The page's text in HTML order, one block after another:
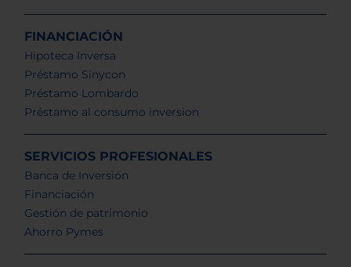
FINANCIACIÓN
Hipoteca Inversa
Préstamo Sinycon
Préstamo Lombardo
Préstamo al consumo inversion
SERVICIOS PROFESIONALES
Banca de Inversión
Financiación
Gestión de patrimonio
Ahorro Pymes